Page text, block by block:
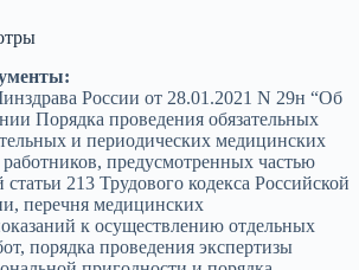
России от 28.01.2021 N 29н “Об
Порядка проведения обязательных
и периодических медицинских
предусмотренных частью
статьи 213 Трудового кодекса Российской
перечня медицинских
к осуществлению отдельных
порядка проведения экспертизы